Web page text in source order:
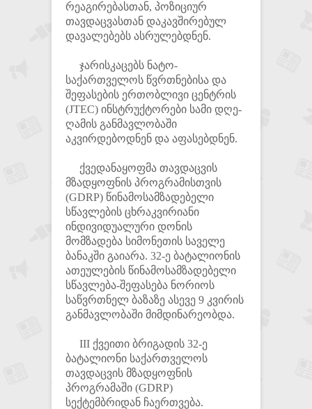
რეაგირებასთან, პოზიციურ
თავდაცვასთან დაკავშირებულ
დავალებებს ასრულებდნენ.
ჯარისკაცებს ნატო-
საქართველოს წვრთნებისა და
შეფასების ერთობლივი ცენტრის
(JTEC) ინსტრუქტორები სამი დღე-
ღამის განმავლობაში
აკვირდებოდნენ და აფასებდნენ.
ქვედანაყოფმა თავდაცვის
მზადყოფნის პროგრამისთვის
(GDRP) წინამოსამზადებელი
სწავლების ცხრაკვირიანი
ინდივიდუალური დონის
მომზადება სიმონეთის საველე
ბანაკში გაიარა. 32-ე ბატალიონის
ათეულების წინამოსამზადებელი
სწავლება-შეფასება ნორიოს
საწვრთნელ ბაზაზე ასევე 9 კვირის
განმავლობაში მიმდინარეობდა.
III ქვეითი ბრიგადის 32-ე
ბატალიონი საქართველოს
თავდაცვის მზადყოფნის
პროგრამაში (GDRP)
სექტემბრიდან ჩაერთვება.